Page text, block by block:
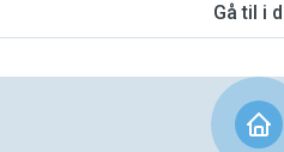
Gå til i